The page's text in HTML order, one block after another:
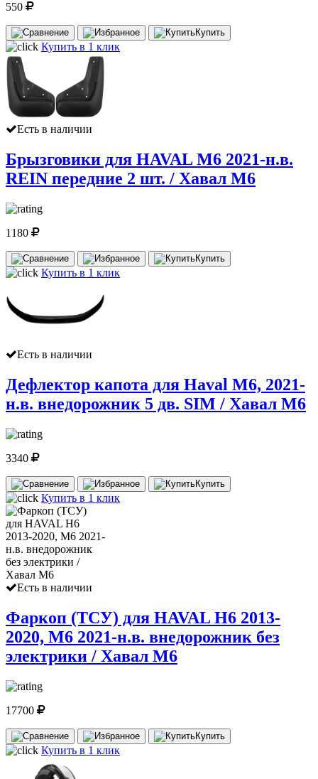
550
Купить
Купить в 1 клик
Есть в наличии
Брызговики для HAVAL M6 2021-н.в.
REIN передние 2 шт. / Хавал М6
1180
Купить
Купить в 1 клик
Есть в наличии
Дефлектор капота для Haval М6, 2021-
н.в. внедорожник 5 дв. SIM / Хавал М6
3340
Купить
Купить в 1 клик
Есть в наличии
Фаркоп (ТСУ) для HAVAL H6 2013-
2020, M6 2021-н.в. внедорожник без
электрики / Хавал М6
17700
Купить
Купить в 1 клик